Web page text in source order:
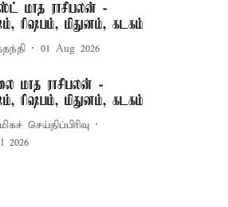
மாத ராசிபலன் -
ரிஷபம், மிதுனம், கடகம்
01 Aug 2026
மாத ராசிபலன் -
ரிஷபம், மிதுனம், கடகம்
செய்திப்பிரிவு
2026